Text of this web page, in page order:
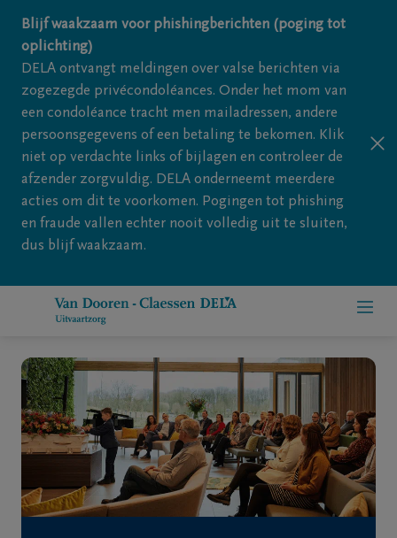
Overslaan en naar inhoud gaan
Blijf waakzaam voor phishingberichten (poging tot
oplichting)
DELA ontvangt meldingen over valse berichten via
zogezegde privécondoléances. Onder het mom van
een condoléance tracht men mailadressen, andere
persoonsgegevens of een betaling te bekomen. Klik
niet op verdachte links of bijlagen en controleer de
afzender zorgvuldig. DELA onderneemt meerdere
acties om dit te voorkomen. Pogingen tot phishing
en fraude vallen echter nooit volledig uit te sluiten,
dus blijf waakzaam.
Home
Wie
we